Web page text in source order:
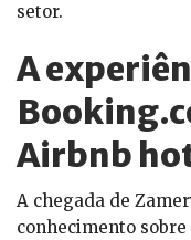
setor.
A
Airbnb
A chegada de
conhecimento